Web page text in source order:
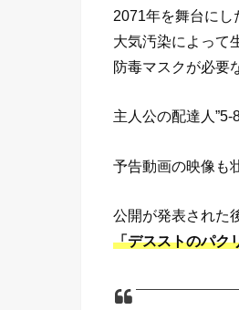
2071年を舞台にし
大気汚染によって
防毒マスクが必要
主人公の配達人”5-
予告動画の映像も
公開が発表された
「デスストのパク